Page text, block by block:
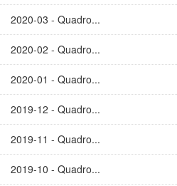
2020-03 - Quadro...
2020-02 - Quadro...
2020-01 - Quadro...
2019-12 - Quadro...
2019-11 - Quadro...
2019-10 - Quadro...